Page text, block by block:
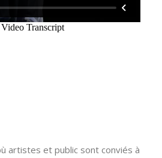
artistes et public sont conviés à